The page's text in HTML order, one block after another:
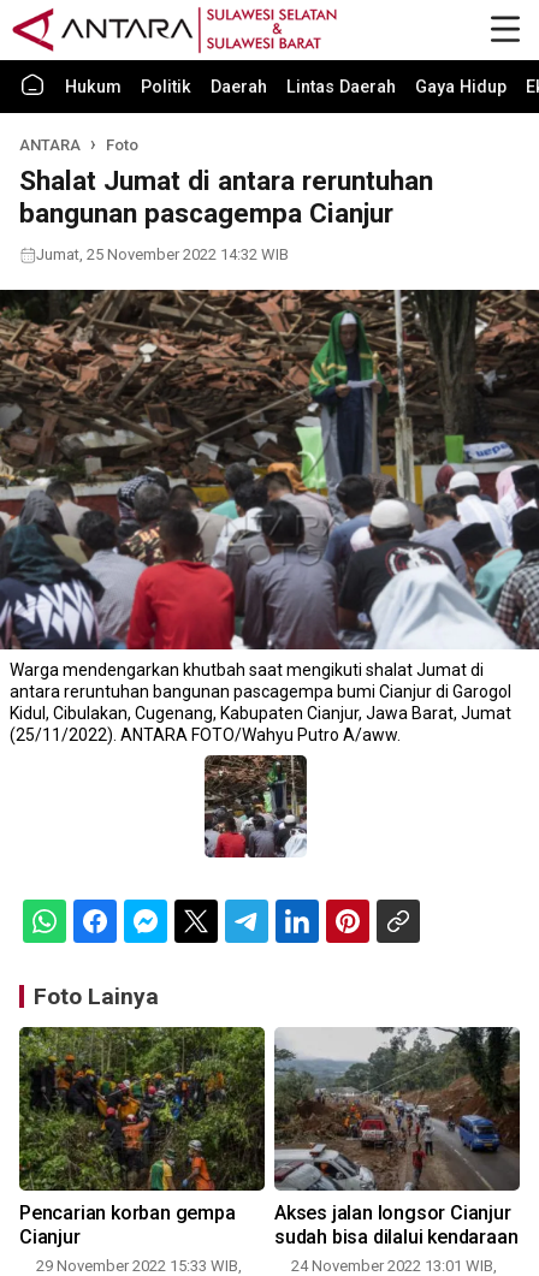
Hukum Politik Daerah Lintas Daerah Gaya Hidup
ANTARA Foto
Shalat Jumat di antara reruntuhan
bangunan pascagempa Cianjur
Jumat, 25 November 2022 14:32 WIB
Warga mendengarkan khutbah saat mengikuti shalat Jumat di
antara reruntuhan bangunan pascagempa bumi Cianjur di Garogol
Kidul, Cibulakan, Cugenang, Kabupaten Cianjur, Jawa Barat, Jumat
(25/11/2022). ANTARA FOTO/Wahyu Putro A/aww.
Foto Lainya
Pencarian korban gempa
Cianjur
29 November 2022 15:33 WIB,
Akses jalan longsor Cianjur
sudah bisa dilalui kendaraan
24 November 2022 13:01 WIB,